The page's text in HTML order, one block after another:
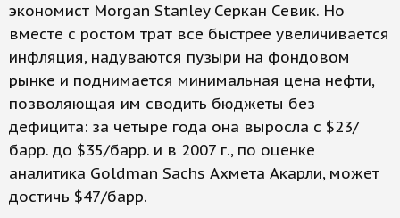
экономист Morgan Stanley Серкан Севик. Но
вместе с ростом трат все быстрее увеличивается
инфляция, надуваются пузыри на фондовом
рынке и поднимается минимальная цена нефти,
позволяющая им сводить бюджеты без
дефицита: за четыре года она выросла с $23/
барр. до $35/барр. и в 2007 г., по оценке
аналитика Goldman Sachs Ахмета Акарли, может
достичь $47/барр.